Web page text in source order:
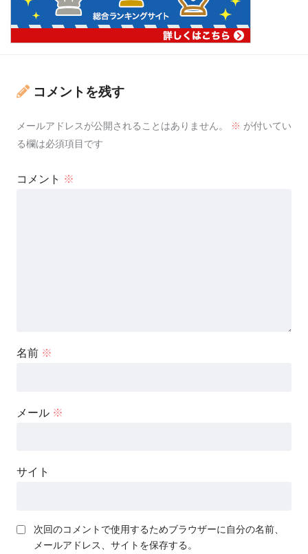
コメントを残す
メールアドレスが公開されることはありません。 ※ が付いてい
る欄は必須項目です
コメント ※
名前 ※
メール ※
サイト
次回のコメントで使用するためブラウザーに自分の名前、
メールアドレス、サイトを保存する。